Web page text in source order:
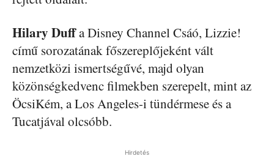
Hilary Duffa Disney Channel Csáó, Lizzie!
című sorozatának főszereplőjeként vált
nemzetközi ismertségűvé, majd olyan
közönségkedvenc filmekben szerepelt, mint az
ÖcsiKém, a Los Angeles-i tündérmese és a
Tucatjával olcsóbb.
Hirdetés